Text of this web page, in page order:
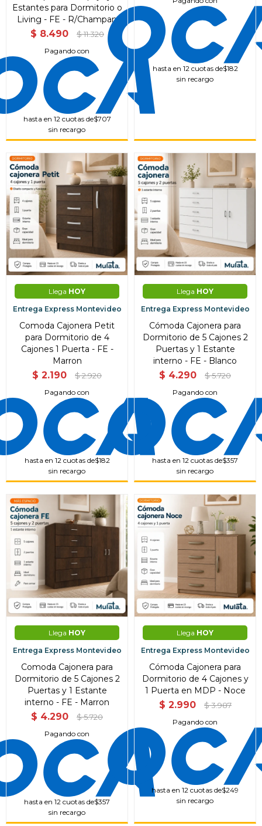
Estantes para Dormitorio o
Living - FE - R/Champan
$ 8.490 $ 11.320
Pagando con
hasta en 12 cuotas de$707
sin recargo
hasta en 12 cuotas de$182
sin recargo
Llega HOY
Entrega Express Montevideo
Comoda Cajonera Petit
para Dormitorio de 4
Cajones 1 Puerta - FE -
Marron
$ 2.190 $ 2.920
Pagando con
hasta en 12 cuotas de$182
sin recargo
Llega HOY
Entrega Express Montevideo
Cómoda Cajonera para
Dormitorio de 5 Cajones 2
Puertas y 1 Estante
interno - FE - Blanco
$ 4.290 $ 5.720
Pagando con
hasta en 12 cuotas de$357
sin recargo
Llega HOY
Entrega Express Montevideo
Comoda Cajonera para
Dormitorio de 5 Cajones 2
Puertas y 1 Estante
interno - FE - Marron
$ 4.290 $ 5.720
Pagando con
hasta en 12 cuotas de$357
sin recargo
Llega HOY
Entrega Express Montevideo
Cómoda Cajonera para
Dormitorio de 4 Cajones y
1 Puerta en MDP - Noce
$ 2.990 $ 3.987
Pagando con
hasta en 12 cuotas de$249
sin recargo